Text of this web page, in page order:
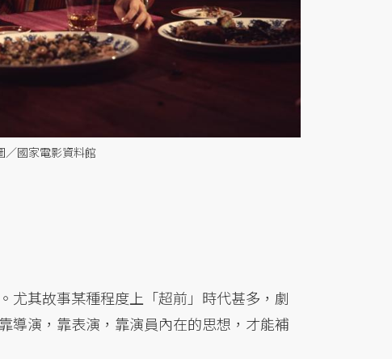
／國家電影資料館
尤其故事某種程度上「超前」時代甚多，劇
導演，靠表演，靠演員內在的思想，才能補